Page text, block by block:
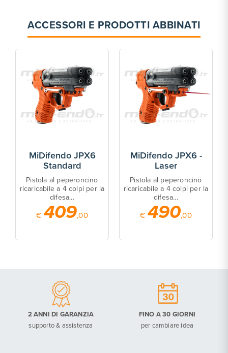
ACCESSORI E PRODOTTI ABBINATI
MiDifendo JPX6
Standard
Pistola al peperoncino
ricaricabile a 4 colpi per la
difesa...
€ 409,00
MiDifendo JPX6 -
Laser
Pistola al peperoncino
ricaricabile a 4 colpi per la
difesa...
€ 490,00
2 ANNI DI GARANZIA
supporto & assistenza
FINO A 30 GIORNI
per cambiare idea